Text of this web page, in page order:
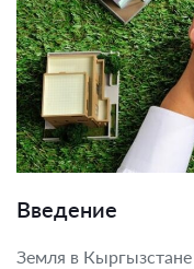
Введение
Земля в